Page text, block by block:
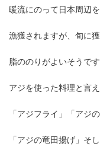
暖流にのって日本周辺
漁獲されますが、旬に
脂ののりがよいそうです
アジを使った料理と言え
「アジフライ」「アジ
「アジの竜田揚げ」そ